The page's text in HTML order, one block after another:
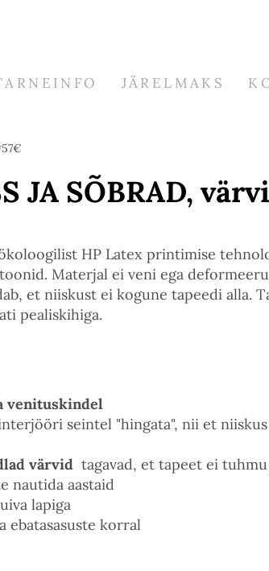
JÄRELMAKS
JA SÕBRAD,
HP Latex printimise
Materjal ei veni ega
et niiskust ei kogune tapeedi alla.
pealiskihiga.
venituskindel
seintel "hingata", nii et
värvid tagavad, et tapeet ei
nautida aastaid
lapiga
ebatasasuste korral